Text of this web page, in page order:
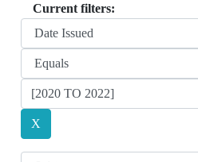
Current filters: